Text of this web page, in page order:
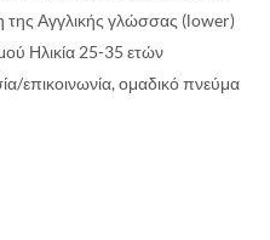
Αγγλικής γλώσσας (lower)
Ηλικία 25-35 ετών
επικοινωνία, ομαδικό πνεύμα